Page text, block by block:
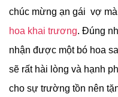
chúc mừng ạn gái vợ
hoa khai trương. Đúng
nhận được một bó hoa
sẽ rất hài lòng và hạnh
cho sự trường tồn nên